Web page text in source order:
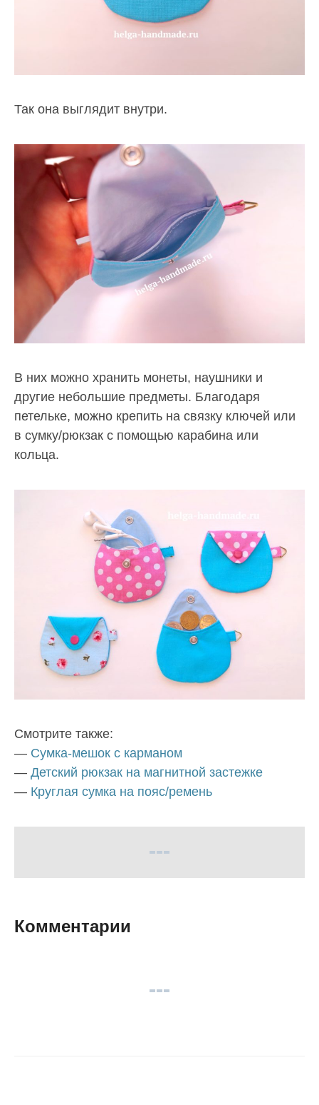
Так она выглядит внутри.
В них можно хранить монеты, наушники и
другие небольшие предметы. Благодаря
петельке, можно крепить на связку ключей или
в сумку/рюкзак с помощью карабина или
кольца.
Смотрите также:
— Сумка-мешок с карманом
— Детский рюкзак на магнитной застежке
— Круглая сумка на пояс/ремень
Комментарии